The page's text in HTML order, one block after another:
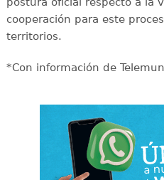
cooperación para este
territorios.
*Con información de